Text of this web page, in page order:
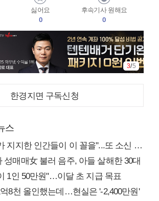
싫어요
0
후속기사 원해요
0
3/5
한경지면 구독신청
스
지한 인간들이 이 꼴을"...또 소신 발언
성매매女 불러 음주, 아들 살해한 30대
1인 50만원"…이달 초 지급 목표
8천 올인했는데…현실은 '-2,400만원'